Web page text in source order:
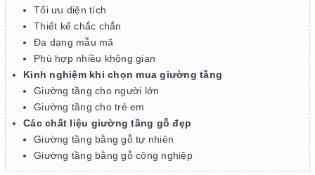
Tối ưu diện tích
Thiết kế chắc chắn
Đa dạng mẫu mã
Phù hợp nhiều không gian
Kinh nghiệm khi chọn mua giường tầng
Giường tầng cho người lớn
Giường tầng cho trẻ em
Các chất liệu giường tầng gỗ đẹp
Giường tầng bằng gỗ tự nhiên
Giường tầng bằng gỗ công nghiệp